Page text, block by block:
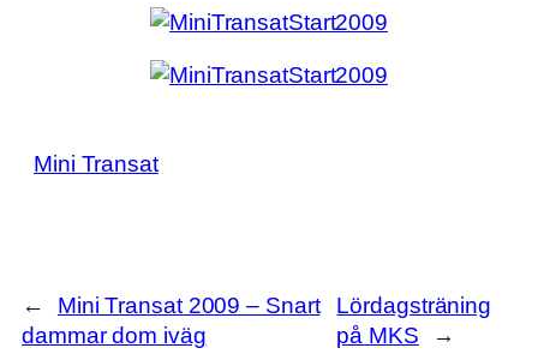
Mini Transat
←
Mini Transat 2009 – Snart
dammar dom iväg
Lördagsträning
på MKS
→